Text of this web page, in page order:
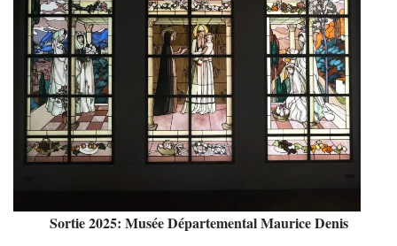
Sortie 2025: Musée Départemental Maurice Denis